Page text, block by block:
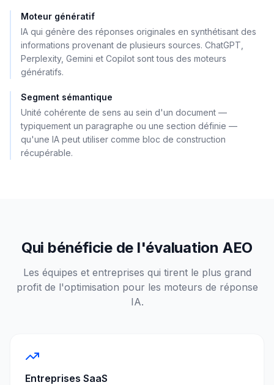
Moteur génératif
IA qui génère des réponses originales en synthétisant des
informations provenant de plusieurs sources. ChatGPT,
Perplexity, Gemini et Copilot sont tous des moteurs
génératifs.
Segment sémantique
Unité cohérente de sens au sein d'un document —
typiquement un paragraphe ou une section définie —
qu'une IA peut utiliser comme bloc de construction
récupérable.
Qui bénéficie de l'évaluation AEO
Les équipes et entreprises qui tirent le plus grand
profit de l'optimisation pour les moteurs de réponse
IA.
Entreprises SaaS